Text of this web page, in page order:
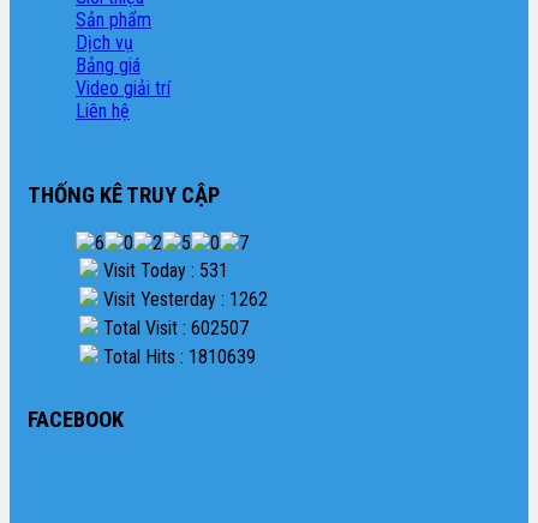
Sản phẩm
Dịch vụ
Bảng giá
Video giải trí
Liên hệ
THỐNG KÊ TRUY CẬP
Visit Today : 531
Visit Yesterday : 1262
Total Visit : 602507
Total Hits : 1810639
FACEBOOK